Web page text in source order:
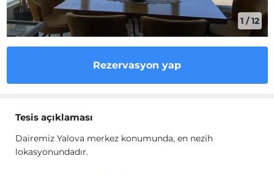
1 /12
Rezervasyon yap
Tesis açıklaması
Dairemiz Yalova merkez konumunda, en nezih
lokasyonundadır.